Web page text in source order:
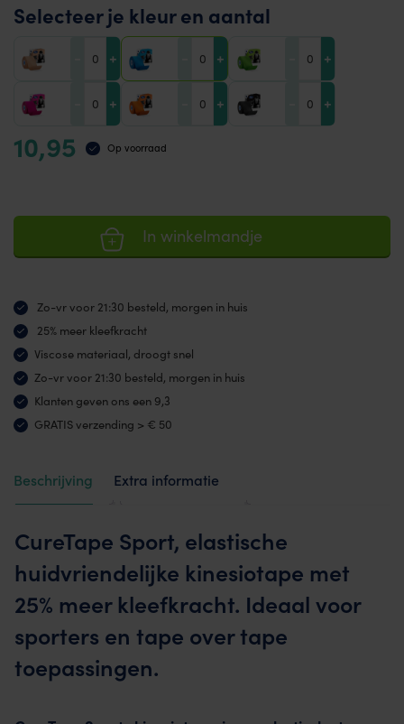
Selecteer je kleur en aantal
+ + +
+ + +
10,95 Op voorraad
In winkelmandje
Zo-vr voor 21:30 besteld, morgen in huis
25% meer kleefkracht
Viscose materiaal, droogt snel
Zo-vr voor 21:30 besteld, morgen in huis
Klanten geven ons een 9,3
GRATIS verzending > € 50
Beschrijving
Extra informatie
CureTape Sport, elastische
huidvriendelijke kinesiotape met
25% meer kleefkracht. Ideaal voor
sporters en tape over tape
toepassingen.